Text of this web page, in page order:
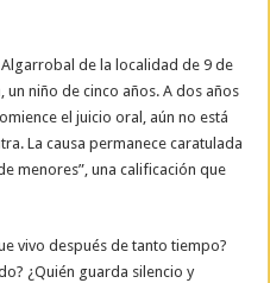
de la localidad de 9 de
un niño de cinco años. A dos años
el juicio oral, aún no está
La causa permanece caratulada
menores”, una calificación que
vivo después de tanto tiempo?
¿Quién guarda silencio y